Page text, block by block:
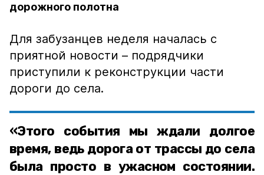
дорожного полотна
Для забузанцев неделя началась с
приятной новости – подрядчики
приступили к реконструкции части
дороги до села.
«Этого события мы ждали долгое
время, ведь дорога от трассы до села
была просто в ужасном состоянии.